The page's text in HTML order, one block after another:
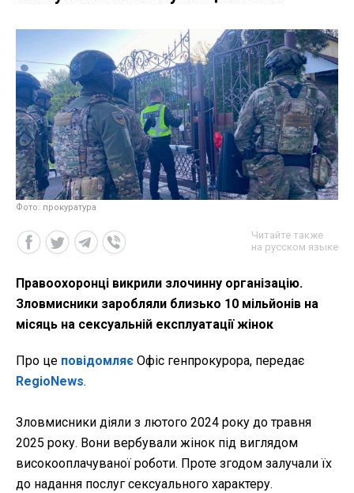
Фото: прокуратура
Читайте также
на русском языке
Правоохоронці викрили злочинну організацію.
Зловмисники заробляли близько 10 мільйонів на
місяць на сексуальній експлуатації жінок
Про це повідомляє Офіс генпрокурора, передає
RegioNews.
Зловмисники діяли з лютого 2024 року до травня
2025 року. Вони вербували жінок під виглядом
високооплачуваної роботи. Проте згодом залучали їх
до надання послуг сексуального характеру.